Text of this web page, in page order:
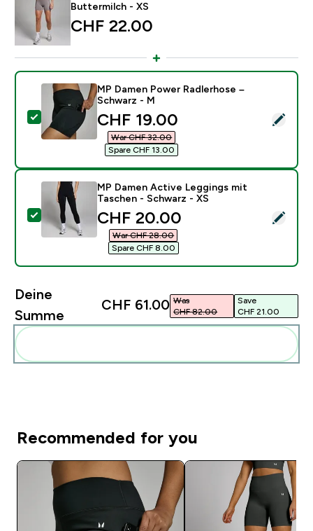
Buttermilch - XS
CHF 22.00‎
Dieses Produkt ausw�hlen - MP Damen Power
MP Damen Power Radlerhose –
Schwarz - M
discounted price
CHF 19.00‎
War CHF 32.00‎
Spare CHF 13.00‎
Dieses Produkt ausw�hlen - MP Damen Active
MP Damen Active Leggings mit
Taschen - Schwarz - XS
discounted price
CHF 20.00‎
War CHF 28.00‎
Spare CHF 8.00‎
Deine
Summe
CHF 61.00‎ Was
CHF 82.00‎
Save
CHF 21.00‎
Recommended for you